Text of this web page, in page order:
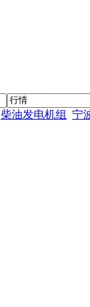
柴油发电机组 宁